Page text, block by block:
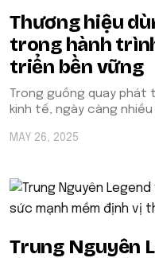
Thương hiệu
trong hành
triển bền vững
Trong guồng quay
kinh tế, ngày càng
MAY 26, 2025
Trung Nguyên